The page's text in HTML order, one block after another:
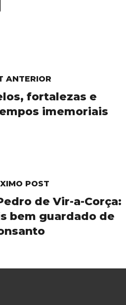
ANTERIOR
fortalezas e
imemoriais
POST
de Vir-a-Corça:
bem guardado de